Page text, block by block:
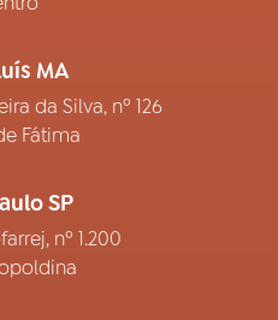
MA
da Silva, nº 126
Fátima
SP
nº 1.200